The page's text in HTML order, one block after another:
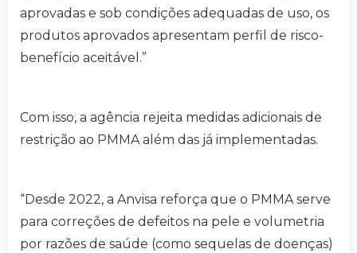
aprovadas e sob condições adequadas de uso, os
produtos aprovados apresentam perfil de risco-
benefício aceitável.”
Com isso, a agência rejeita medidas adicionais de
restrição ao PMMA além das já implementadas.
“Desde 2022, a Anvisa reforça que o PMMA serve
para correções de defeitos na pele e volumetria
por razões de saúde (como sequelas de doenças)